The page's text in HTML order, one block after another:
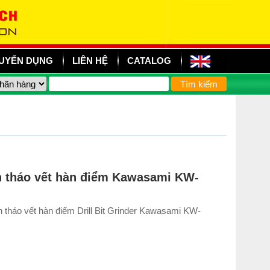
DỤNG LIÊN HỆ CATALOG
vết hàn điểm Kawasami KW-
vết hàn điểm Drill Bit Grinder Kawasami KW-